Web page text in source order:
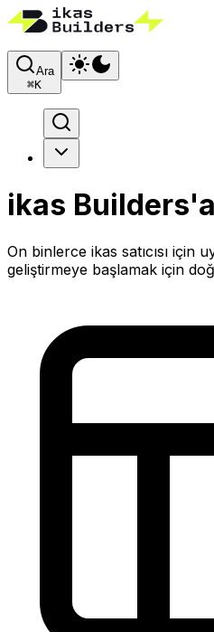
Ara
⌘K
ikas
On binlerce ikas satıcısı için
geliştirmeye başlamak için